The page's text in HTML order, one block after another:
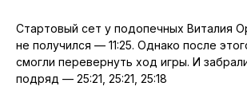
Стартовый сет у подопечных Виталия
не получился — 11:25. Однако после
смогли перевернуть ход игры. И
подряд — 25:21, 25:21, 25:18